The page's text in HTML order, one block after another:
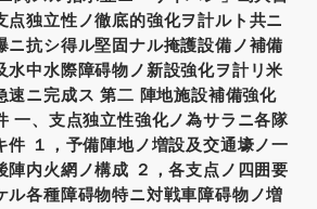
点独立性ノ徹底的強化ヲ計ルト共ニ
ニ抗シ得ル堅固ナル掩護設備ノ補備
水中水際障碍物ノ新設強化ヲ計リ米
速ニ完成ス 第二 陣地施設補備強化
一、支点独立性強化ノ為サラニ各隊
件 １，予備陣地ノ増設及交通壕ノ一
陣内火網ノ構成 ２，各支点ノ四囲要
ル各種障碍物特ニ対戦車障碍物ノ増